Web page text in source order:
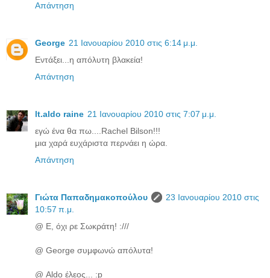
Απάντηση
George 21 Ιανουαρίου 2010 στις 6:14 μ.μ.
Εντάξει...η απόλυτη βλακεία!
Απάντηση
lt.aldo raine 21 Ιανουαρίου 2010 στις 7:07 μ.μ.
εγώ ένα θα πω....Rachel Bilson!!!
μια χαρά ευχάριστα περνάει η ώρα.
Απάντηση
Γιώτα Παπαδημακοπούλου
23 Ιανουαρίου 2010 στις
10:57 π.μ.
@ Ε, όχι ρε Σωκράτη! :///
@ George συμφωνώ απόλυτα!
@ Aldo έλεος... :p